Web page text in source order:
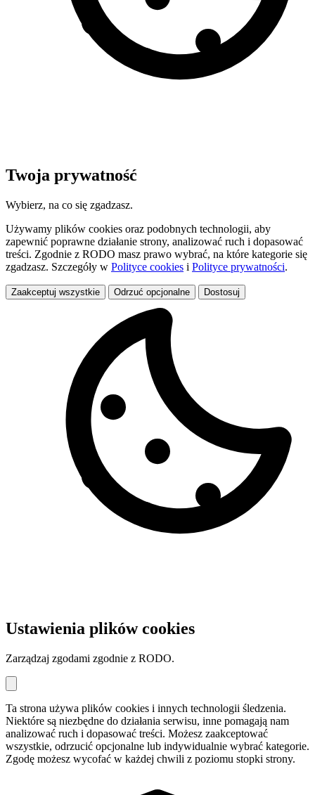
Twoja prywatność
Wybierz, na co się zgadzasz.
Używamy plików cookies oraz podobnych technologii, aby
zapewnić poprawne działanie strony, analizować ruch i dopasować
treści. Zgodnie z RODO masz prawo wybrać, na które kategorie się
zgadzasz. Szczegóły w Polityce cookies i Polityce prywatności.
Zaakceptuj wszystkie Odrzuć opcjonalne Dostosuj
Ustawienia plików cookies
Zarządzaj zgodami zgodnie z RODO.
Ta strona używa plików cookies i innych technologii śledzenia.
Niektóre są niezbędne do działania serwisu, inne pomagają nam
analizować ruch i dopasować treści. Możesz zaakceptować
wszystkie, odrzucić opcjonalne lub indywidualnie wybrać kategorie.
Zgodę możesz wycofać w każdej chwili z poziomu stopki strony.